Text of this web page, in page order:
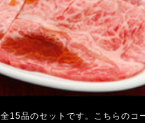
15品のセットです。こちらのコ